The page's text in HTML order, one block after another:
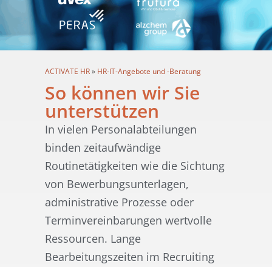
ACTIVATE HR» HR-IT-Angebote und -Beratung
So können wir Sie
unterstützen
In vielen Personalabteilungen
binden zeitaufwändige
Routinetätigkeiten wie die Sichtung
von Bewerbungsunterlagen,
administrative Prozesse oder
Terminvereinbarungen wertvolle
Ressourcen. Lange
Bearbeitungszeiten im Recruiting